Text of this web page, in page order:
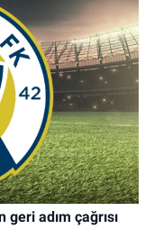
adım çağrısı